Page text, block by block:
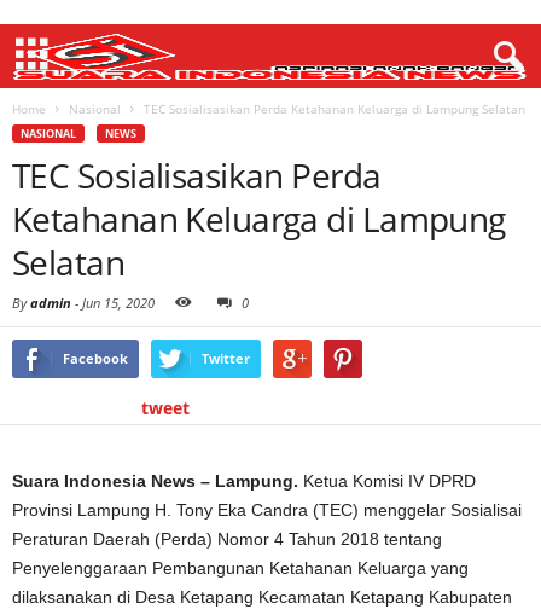
Home Nasional TEC Sosialisasikan Perda Ketahanan Keluarga di Lampung Selatan
NASIONAL NEWS
TEC Sosialisasikan Perda
Ketahanan Keluarga di Lampung
Selatan
Byadmin - Jun 15, 2020 0
Facebook Twitter
tweet
Suara Indonesia News – Lampung. Ketua Komisi IV DPRD
Provinsi Lampung H. Tony Eka Candra (TEC) menggelar Sosialisai
Peraturan Daerah (Perda) Nomor 4 Tahun 2018 tentang
Penyelenggaraan Pembangunan Ketahanan Keluarga yang
dilaksanakan di Desa Ketapang Kecamatan Ketapang Kabupaten